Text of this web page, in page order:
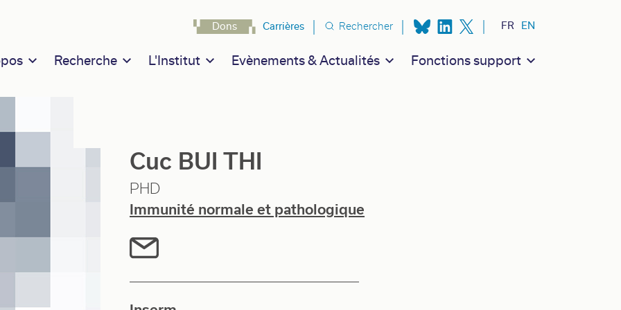
navigation
Recherche L'Institut Evènements & Actualités Fonctions support
Navigation secondaire
Dons Carrières Rechercher FR EN
Cuc BUI THI
PHD
Immunité normale et pathologique